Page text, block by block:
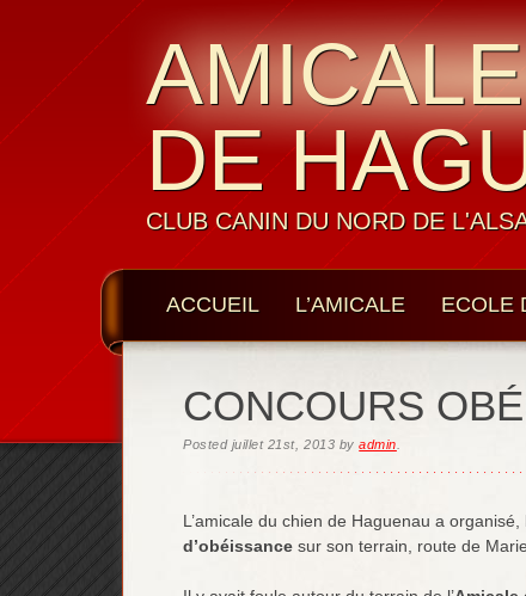
DE
CLUB CANIN DU NORD DE
ACCUEIL L’AMICALE ECOLE
CONCOURS
Posted juillet 21st, 2013 byadmin
L’amicale du chien de Haguenau a organisé,
d’obéissance sur son terrain, route de